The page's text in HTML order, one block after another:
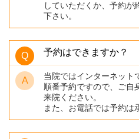
していただくか、予約が
下さい。
予約はできますか？
当院ではインターネット
順番予約ですので、ご自
来院ください。
また、お電話では予約は